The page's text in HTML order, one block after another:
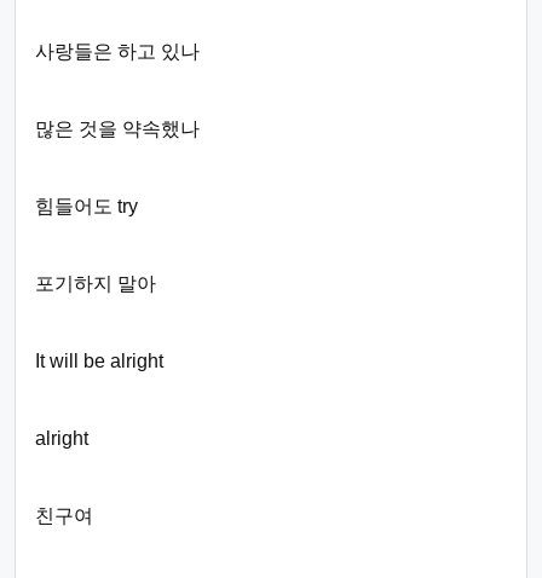
사랑들은 하고 있나
많은 것을 약속했나
힘들어도 try
포기하지 말아
It will be alright
alright
친구여